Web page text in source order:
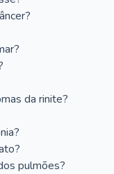
da rinite?
pulmões?